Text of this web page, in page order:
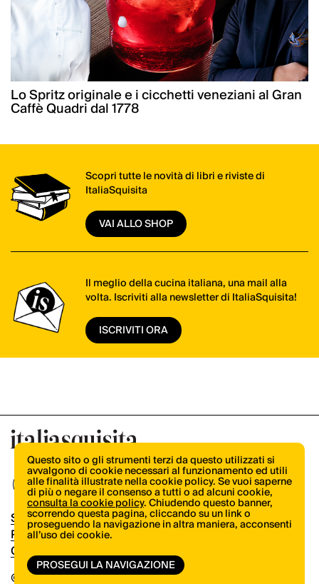
Lo Spritz originale e i cicchetti veneziani al Gran
Caffè Quadri dal 1778
Scopri tutte le novità di libri e riviste di
ItaliaSquisita
VAI ALLO SHOP
Il meglio della cucina italiana, una mail alla
volta. Iscriviti alla newsletter di ItaliaSquisita!
ISCRIVITI ORA
© Copyright 2026.Vertical.it
Shop
Pubblicità
Contatti
Questo sito o gli strumenti terzi da questo utilizzati si
avvalgono di cookie necessari al funzionamento ed utili
alle finalità illustrate nella cookie policy. Se vuoi saperne
di più o negare il consenso a tutti o ad alcuni cookie,
consulta la cookie policy. Chiudendo questo banner,
scorrendo questa pagina, cliccando su un link o
proseguendo la navigazione in altra maniera, acconsenti
all’uso dei cookie.
PROSEGUI LA NAVIGAZIONE